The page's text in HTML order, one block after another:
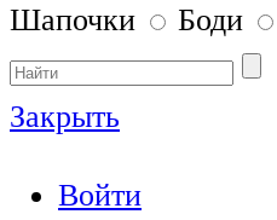
Шапочки
Боди
Закрыть
Войти